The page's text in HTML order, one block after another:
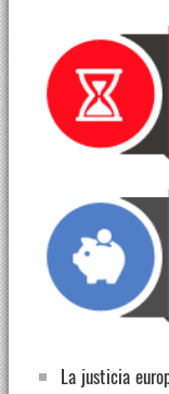
La justicia